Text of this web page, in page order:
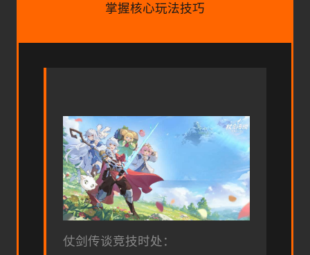
掌握核心玩法技巧
仗剑传谈竞技时处：